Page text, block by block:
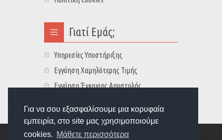
Για να σου εξασφαλίσουμε μια κορυφαία
εμπειρία, στο site μας χρησιμοποιούμε
cookies. Μάθετε περισσότερα
Γιατί Εμάς;
Υπηρεσίες Υποστήριξης
Εγγύηση Χαμηλότερης Τιμής
Εγγύηση Έγκαιρης Αποστολής